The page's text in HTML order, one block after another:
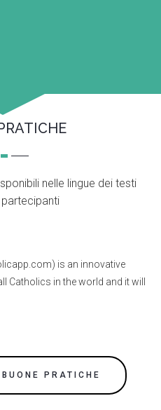
nelle lingue dei testi
partecipanti
is an innovative
Catholics in the world and it will
PRATICHE